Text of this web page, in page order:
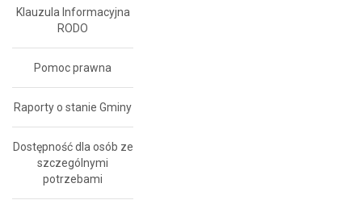
Klauzula Informacyjna
RODO
Pomoc prawna
Raporty o stanie Gminy
Dostępność dla osób ze
szczególnymi
potrzebami